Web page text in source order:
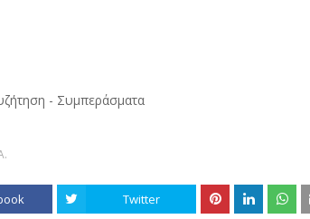
- Συμπεράσματα
Twitter